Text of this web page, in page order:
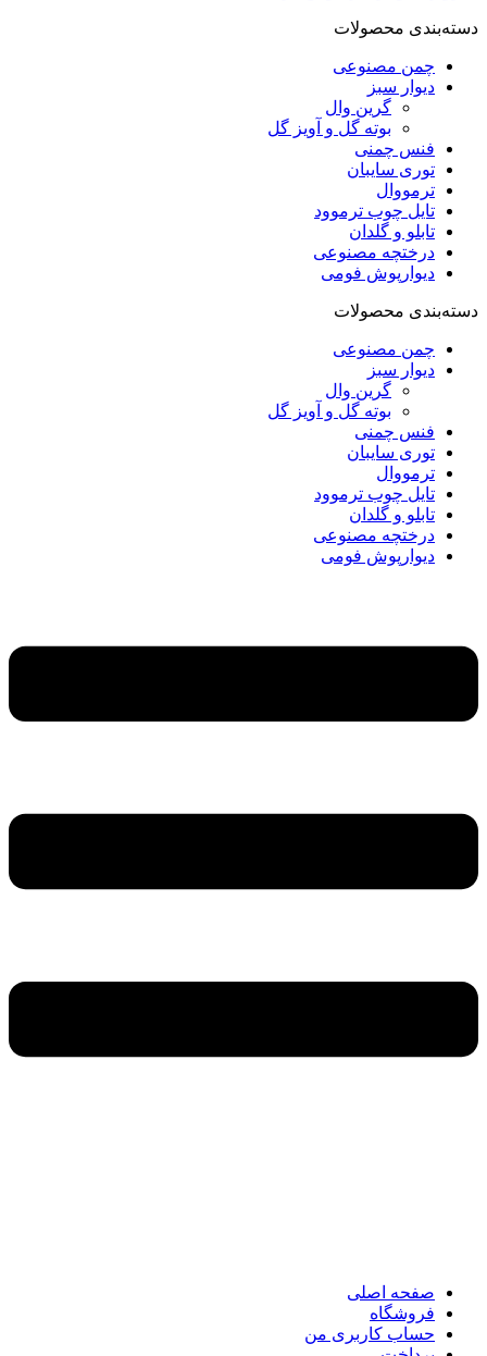
دسته‌بندی محصولات
چمن مصنوعی
دیوار سبز
گرین وال
بوته گل و آویز گل
فنس چمنی
توری سایبان
ترمووال
تایل چوب ترموود
تابلو و گلدان
درختچه مصنوعی
دیوارپوش فومی
دسته‌بندی محصولات
چمن مصنوعی
دیوار سبز
گرین وال
بوته گل و آویز گل
فنس چمنی
توری سایبان
ترمووال
تایل چوب ترموود
تابلو و گلدان
درختچه مصنوعی
دیوارپوش فومی
صفحه اصلی
فروشگاه
حساب کاربری من